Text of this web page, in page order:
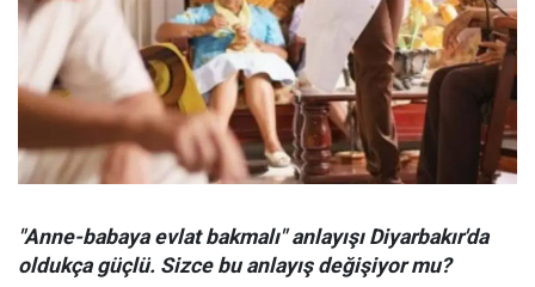
"Anne-babaya evlat bakmalı" anlayışı Diyarbakır'da
oldukça güçlü. Sizce bu anlayış değişiyor mu?